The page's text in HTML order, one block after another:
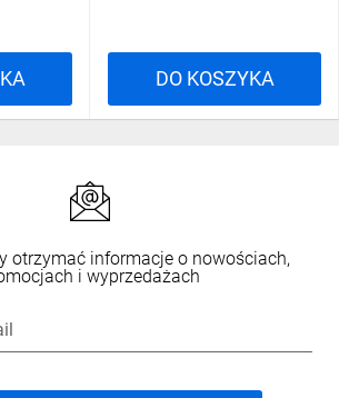
DO KOSZYKA
otrzymać informacje o nowościach,
i wyprzedażach